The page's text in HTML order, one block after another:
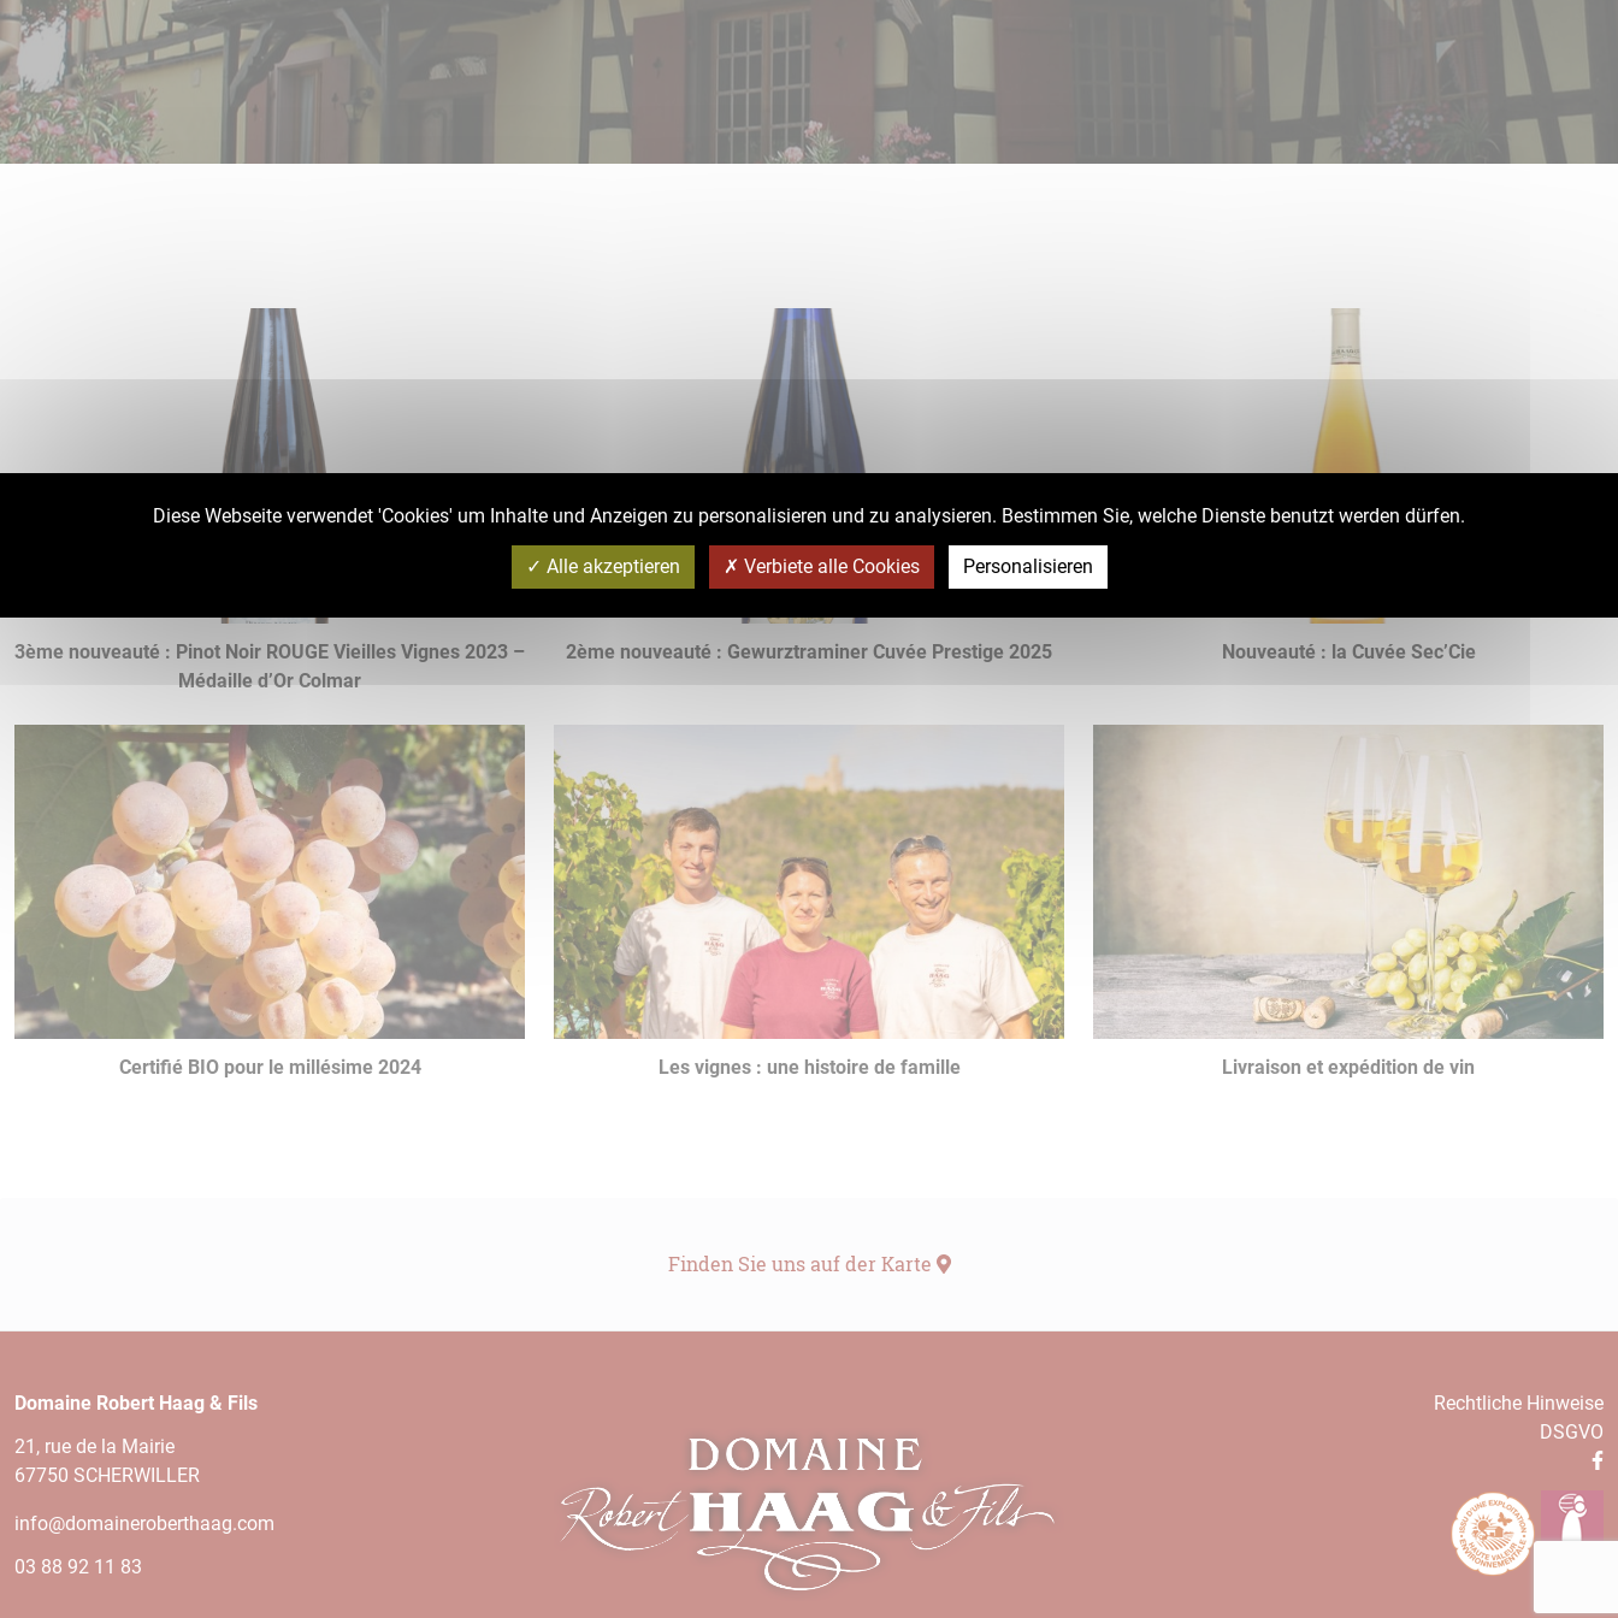
3ème nouveauté : Pinot Noir ROUGE Vieilles Vignes 2023 –
Médaille d’Or Colmar
2ème nouveauté : Gewurztraminer Cuvée Prestige 2025 Nouveauté : la Cuvée Sec’Cie
Certifié BIO pour le millésime 2024 Les vignes : une histoire de famille Livraison et expédition de vin
Finden Sie uns auf der Karte
Domaine Robert Haag & Fils
21, rue de la Mairie
67750 SCHERWILLER
info@domaineroberthaag.com
03 88 92 11 83
Rechtliche Hinweise
DSGVO
Diese Webseite verwendet 'Cookies' um Inhalte und Anzeigen zu personalisieren und zu analysieren. Bestimmen Sie, welche Dienste benutzt werden dürfen.
Alle akzeptieren Verbiete alle Cookies Personalisieren